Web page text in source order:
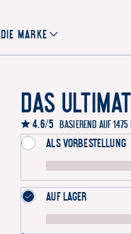
DIE MARKE
Das
4.6/5 Basierend auf
Als Vorbestellung
Auf Lager